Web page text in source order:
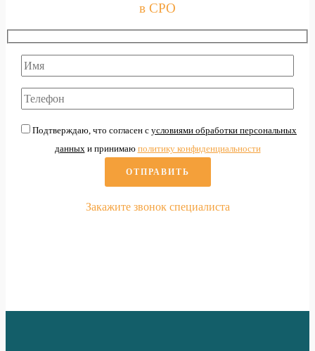
в СРО
Подтверждаю, что согласен с условиями обработки персональных
данных и принимаю политику конфиденциальности
Закажите звонок специалиста